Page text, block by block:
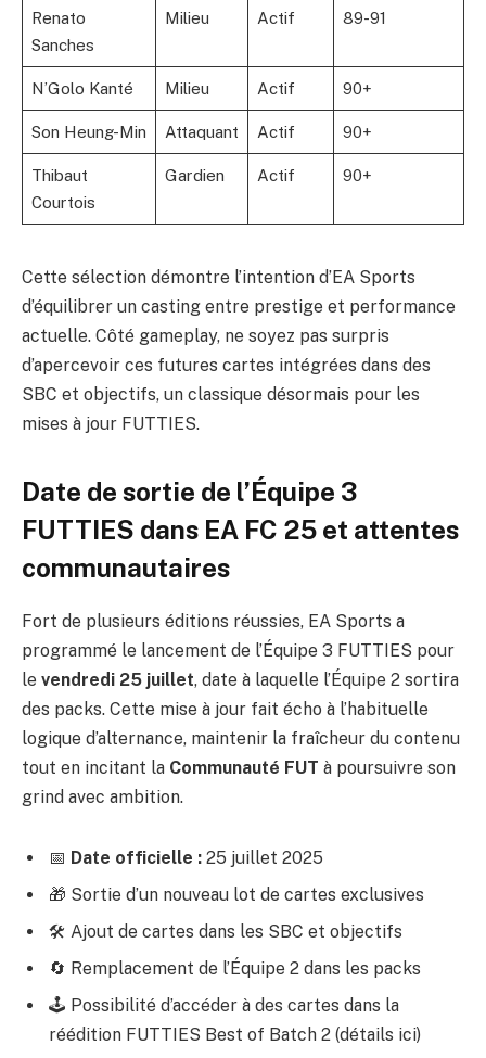
Renato
Sanches
Milieu Actif 89-91
N’Golo Kanté Milieu Actif 90+
Son Heung-Min Attaquant Actif 90+
Thibaut
Courtois
Gardien Actif 90+
Cette sélection démontre l’intention d’EA Sports
d’équilibrer un casting entre prestige et performance
actuelle. Côté gameplay, ne soyez pas surpris
d’apercevoir ces futures cartes intégrées dans des
SBC et objectifs, un classique désormais pour les
mises à jour FUTTIES.
Date de sortie de l’Équipe 3
FUTTIES dans EA FC 25 et attentes
communautaires
Fort de plusieurs éditions réussies, EA Sports a
programmé le lancement de l’Équipe 3 FUTTIES pour
le vendredi 25 juillet, date à laquelle l’Équipe 2 sortira
des packs. Cette mise à jour fait écho à l’habituelle
logique d’alternance, maintenir la fraîcheur du contenu
tout en incitant la Communauté FUT à poursuivre son
grind avec ambition.
📅 Date officielle : 25 juillet 2025
🎁 Sortie d’un nouveau lot de cartes exclusives
🛠️ Ajout de cartes dans les SBC et objectifs
🔄 Remplacement de l’Équipe 2 dans les packs
🕹️ Possibilité d’accéder à des cartes dans la
réédition FUTTIES Best of Batch 2 (détails ici)